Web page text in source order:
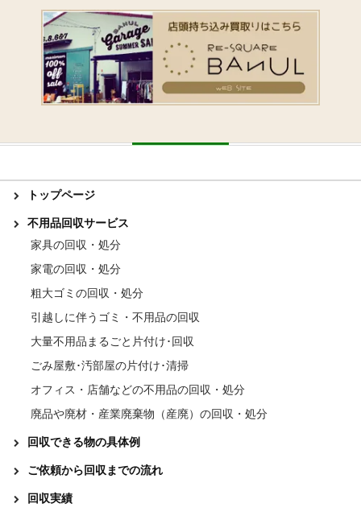
トップページ
不用品回収サービス
家具の回収・処分
家電の回収・処分
粗大ゴミの回収・処分
引越しに伴うゴミ・不用品の回収
大量不用品まるごと片付け･回収
ごみ屋敷･汚部屋の片付け･清掃
オフィス・店舗などの不用品の回収・処分
廃品や廃材・産業廃棄物（産廃）の回収・処分
回収できる物の具体例
ご依頼から回収までの流れ
回収実績